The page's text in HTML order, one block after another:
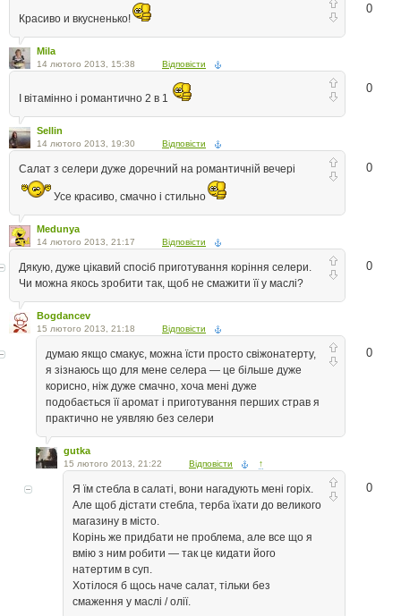
0
Красиво и вкусненько!
Mila
14 лютого 2013, 15:38 Відповісти
0
І вітамінно і романтично 2 в 1
Sellin
14 лютого 2013, 19:30 Відповісти
0
Салат з селери дуже доречний на романтичній вечері
Усе красиво, смачно і стильно
Medunya
14 лютого 2013, 21:17 Відповісти
0
Дякую, дуже цікавий спосіб приготування коріння селери.
Чи можна якось зробити так, щоб не смажити її у маслі?
Bogdancev
15 лютого 2013, 21:18 Відповісти
0
думаю якщо смакує, можна їсти просто свіжонатерту,
я зізнаюсь що для мене селера — це більше дуже
корисно, ніж дуже смачно, хоча мені дуже
подобається її аромат і приготування перших страв я
практично не уявляю без селери
gutka
15 лютого 2013, 21:22 Відповісти ↑
0
Я їм стебла в салаті, вони нагадують мені горіх.
Але щоб дістати стебла, терба їхати до великого
магазину в місто.
Корінь же придбати не проблема, але все що я
вмію з ним робити — так це кидати його
натертим в суп.
Хотілося б щось наче салат, тільки без
смаження у маслі / олії.